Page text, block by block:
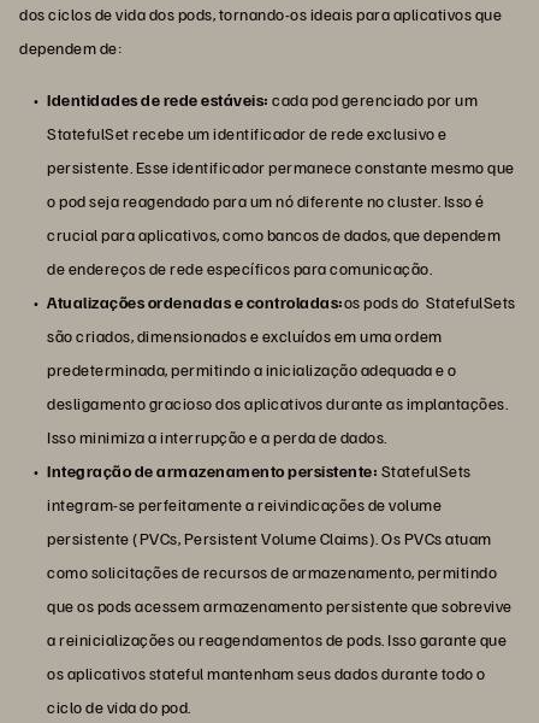
dos ciclos de vida dos pods, tornando-os ideais para aplicativos que
dependem de:
Identidades de rede estáveis: cada pod gerenciado por um
StatefulSet recebe um identificador de rede exclusivo e
persistente. Esse identificador permanece constante mesmo que
o pod seja reagendado para um nó diferente no cluster. Isso é
crucial para aplicativos, como bancos de dados, que dependem
de endereços de rede específicos para comunicação.
Atualizações ordenadas e controladas:os pods do StatefulSets
são criados, dimensionados e excluídos em uma ordem
predeterminada, permitindo a inicialização adequada e o
desligamento gracioso dos aplicativos durante as implantações.
Isso minimiza a interrupção e a perda de dados.
Integração de armazenamento persistente: StatefulSets
integram-se perfeitamente a reivindicações de volume
persistente (PVCs, Persistent Volume Claims). Os PVCs atuam
como solicitações de recursos de armazenamento, permitindo
que os pods acessem armazenamento persistente que sobrevive
a reinicializações ou reagendamentos de pods. Isso garante que
os aplicativos stateful mantenham seus dados durante todo o
ciclo de vida do pod.